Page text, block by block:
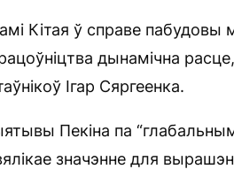
Кітая ў справе пабудовы
дынамічна
Ігар Сяргеенка.
Пекіна па
значэнне для